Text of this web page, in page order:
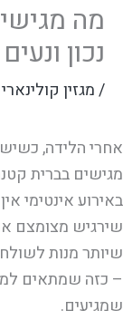
מה
נכון ונעים
/מגזין קולינארי
אחרי הלידה,
מגישים בברית
באירוע אינטימי
שירגיש מצומצם
שיותר מנות
– כזה שמתאים
שמגיעים.